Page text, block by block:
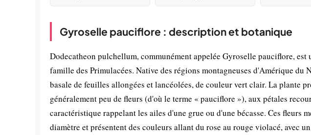
Gyroselle pauciflore : description et botanique
Dodecatheon pulchellum, communément appelée Gyroselle pauciflore, est
famille des Primulacées. Native des régions montagneuses d'Amérique du
basale de feuilles allongées et lancéolées, de couleur vert clair. La plante
généralement peu de fleurs (d'où le terme « pauciflore »), aux pétales
caractéristique rappelant les ailes d'une grue ou d'une bécasse. Ces fleurs
diamètre et présentent des couleurs allant du rose au rouge violacé, avec